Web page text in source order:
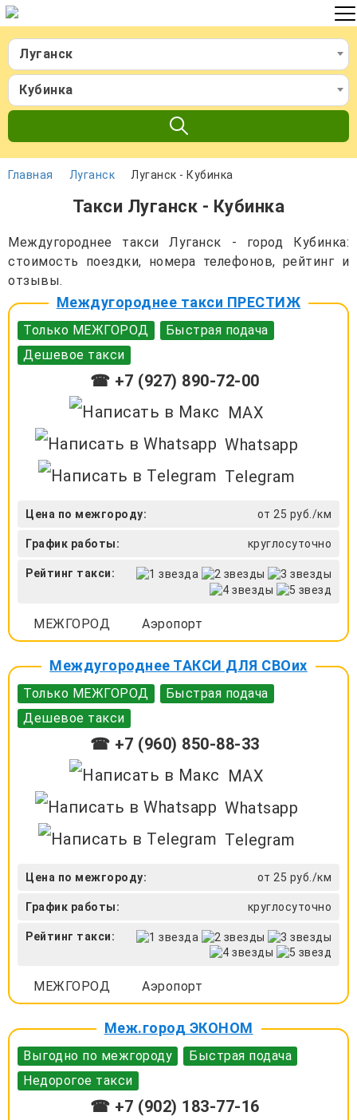
Луганск
Кубинка
Главная Луганск Луганск - Кубинка
Такси Луганск - Кубинка
Междугороднее такси Луганск - город Кубинка:
стоимость поездки, номера телефонов, рейтинг и
отзывы.
Междугороднее такси ПРЕСТИЖ
Только МЕЖГОРОД
Быстрая подача
Дешевое такси
☎ +7 (927) 890-72-00
MAX
Whatsapp
Telegram
Цена по межгороду: от 25 руб./км
График работы: круглосуточно
Рейтинг такси:
МЕЖГОРОД Аэропорт
Междугороднее ТАКСИ ДЛЯ СВОих
Только МЕЖГОРОД
Быстрая подача
Дешевое такси
☎ +7 (960) 850-88-33
MAX
Whatsapp
Telegram
Цена по межгороду: от 25 руб./км
График работы: круглосуточно
Рейтинг такси:
МЕЖГОРОД Аэропорт
Меж.город ЭКОНОМ
Выгодно по межгороду
Быстрая подача
Недорогое такси
☎ +7 (902) 183-77-16